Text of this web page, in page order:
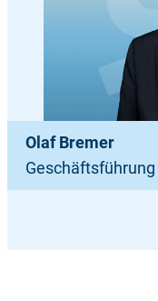
Olaf Bremer
Geschäftsführung